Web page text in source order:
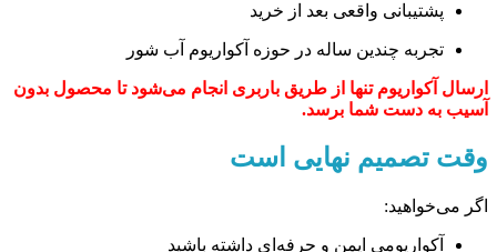
پشتیبانی واقعی بعد از خرید
تجربه چندین ساله در حوزه آکواریوم آب شور
ارسال آکواریوم تنها از طریق باربری انجام می‌شود تا محصول بدون
آسیب به دست شما برسد.
وقت تصمیم نهایی است
اگر می‌خواهید:
آکواریومی ایمن و حرفه‌ای داشته باشید